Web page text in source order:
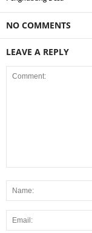
NO COMMENTS
LEAVE A REPLY